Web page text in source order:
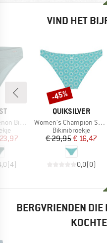
VIND HET
Bottom
prijs
(4)
MERK
QUIKSILVER
Artikel
Women's Champion Sound Bottom
Productgroep
Bikinibroekje
Prijs
€ 29,95Verlaagde
€ 16,47
0,0(0)
Korting
-45%
BERGVRIENDEN